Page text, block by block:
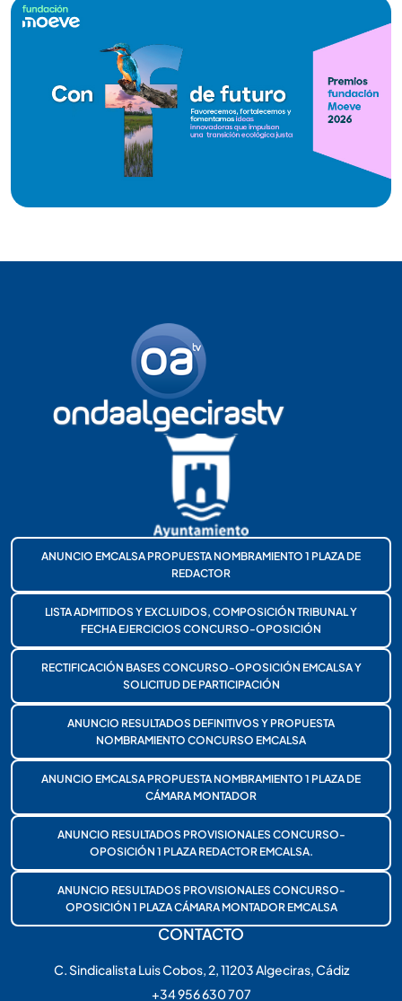
ANUNCIO EMCALSA PROPUESTA NOMBRAMIENTO 1 PLAZA DE
REDACTOR
LISTA ADMITIDOS Y EXCLUIDOS, COMPOSICIÓN TRIBUNAL Y
FECHA EJERCICIOS CONCURSO-OPOSICIÓN
RECTIFICACIÓN BASES CONCURSO-OPOSICIÓN EMCALSA Y
SOLICITUD DE PARTICIPACIÓN
ANUNCIO RESULTADOS DEFINITIVOS Y PROPUESTA
NOMBRAMIENTO CONCURSO EMCALSA
ANUNCIO EMCALSA PROPUESTA NOMBRAMIENTO 1 PLAZA DE
CÁMARA MONTADOR
ANUNCIO RESULTADOS PROVISIONALES CONCURSO-
OPOSICIÓN 1 PLAZA REDACTOR EMCALSA.
ANUNCIO RESULTADOS PROVISIONALES CONCURSO-
OPOSICIÓN 1 PLAZA CÁMARA MONTADOR EMCALSA
CONTACTO
C. Sindicalista Luis Cobos, 2, 11203 Algeciras, Cádiz
+34 956 630 707